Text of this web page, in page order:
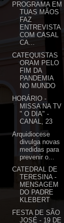
PROGRAMA EM
TUAS MÃOS
FAZ
ENTREVISTA
COM CASAL
CA...
CATEQUISTAS
ORAM PELO
FIM DA
PANDEMIA
NO MUNDO
HORÁRIO -
MISSA NA TV
" O DIA" -
CANAL, 23
Arquidiocese
divulga novas
medidas para
prevenir o...
CATEDRAL DE
TERESINA -
MENSAGEM
DO PADRE
KLEBERT
FESTA DE SÃO
JOSÉ - 19 DE